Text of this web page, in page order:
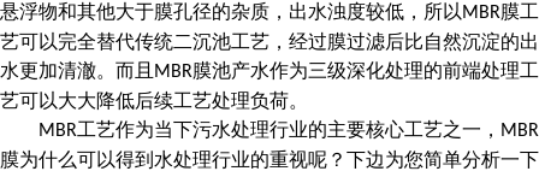
悬浮物和其他大于膜孔径的杂质，出水浊度较低，所以 MBR膜工
艺可以完全替代传统二沉池工艺，经过膜过滤后比自然沉淀的出
水更加清澈。而且 MBR膜池产水作为三级深化处理的前端处理工
艺可以大大降低后续工艺处理负荷。
MBR工艺作为当下污水处理行业的主要核心工艺之一， MBR
膜为什么可以得到水处理行业的重视呢？下边为您简单分析一下